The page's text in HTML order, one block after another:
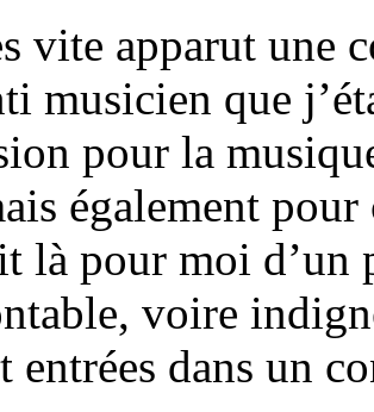
vite apparut une
musicien que
pour la
également
là pour moi d’un
voire
entrées dans un